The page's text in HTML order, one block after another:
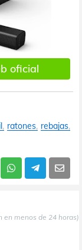
oficial
ratones rebajas
en menos de 24 horas)